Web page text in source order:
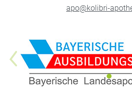
apo@kolibri-